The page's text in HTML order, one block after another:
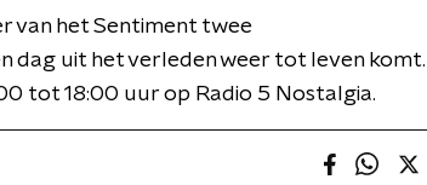
van het Sentiment twee
dag uit het verleden weer tot leven komt.
tot 18:00 uur op Radio 5 Nostalgia.